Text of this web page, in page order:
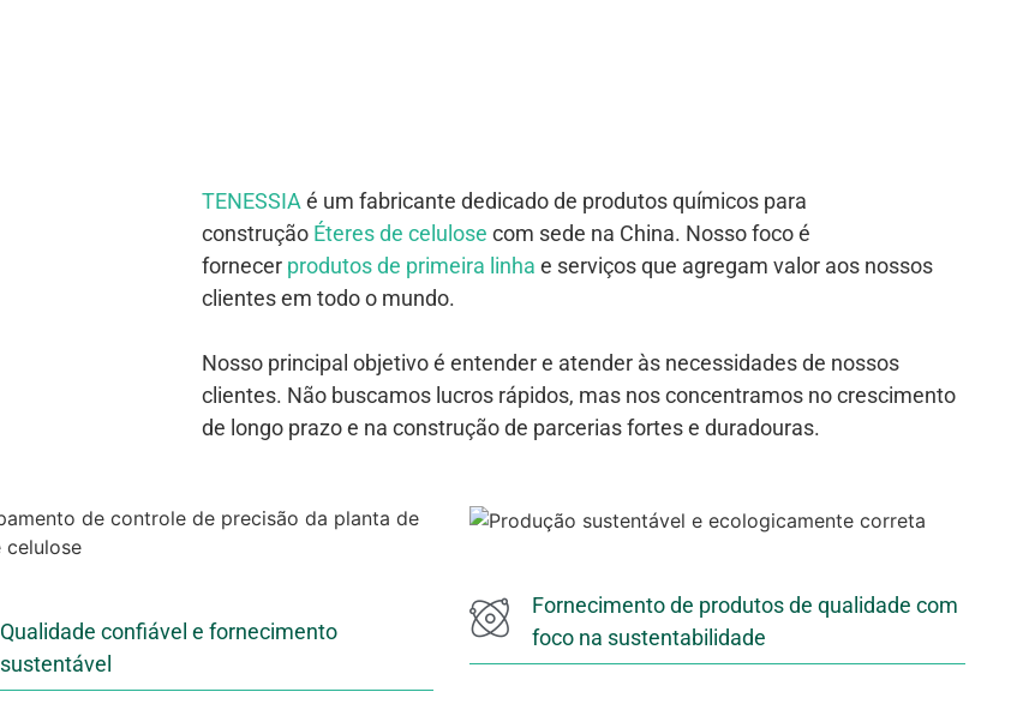
TENESSIA é um fabricante dedicado de produtos químicos para
construção Éteres de celulose com sede na China. Nosso foco é
fornecer produtos de primeira linha e serviços que agregam valor aos nossos
clientes em todo o mundo.
Nosso principal objetivo é entender e atender às necessidades de nossos
clientes. Não buscamos lucros rápidos, mas nos concentramos no crescimento
de longo prazo e na construção de parcerias fortes e duradouras.
Qualidade confiável e fornecimento
sustentável
Fornecimento de produtos de qualidade com
foco na sustentabilidade